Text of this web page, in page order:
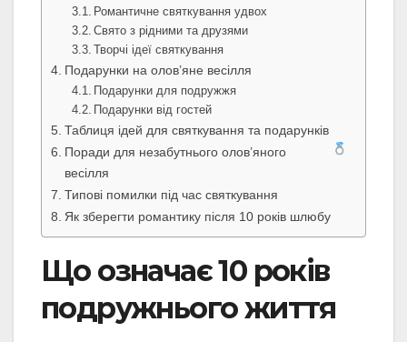
Романтичне святкування удвох
Свято з рідними та друзями
Творчі ідеї святкування
Подарунки на олов’яне весілля
Подарунки для подружжя
Подарунки від гостей
Таблиця ідей для святкування та подарунків
Поради для незабутнього олов’яного
весілля
Типові помилки під час святкування
Як зберегти романтику після 10 років шлюбу
Що означає 10 років
подружнього життя